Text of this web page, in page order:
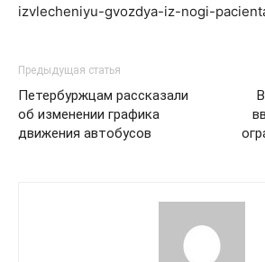
izvlecheniyu-gvozdya-iz-nogi-
Предыдущая статья
Петербуржцам рассказали
об изменении графика
движения автобусов